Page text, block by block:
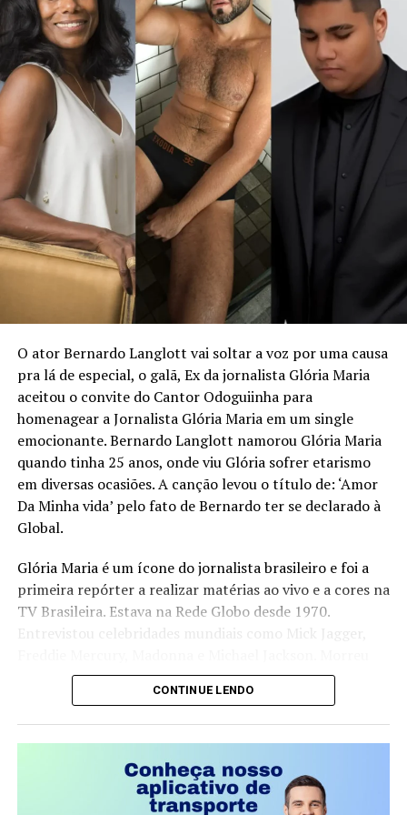
pensar na carreira apenas como uma sequência de
posições ou funções, esquecendo que ela é uma
construção muito maior, que envolve propósito,
impacto e crescimento pessoal”, comenta Mirella
Franco, autora do livro.
“E esse valor não vem apenas da experiência que
acumula, mas da forma como você se posiciona, se
reinventa e se torna indispensável e reconhecido pelo
impacto que gera. Sua jornada não é apenas um caminho
percorrido, mas um patrimônio valioso”, acrescenta.
Com linguagem acessível, o livro combina elementos de
autobiografia, liderança e planejamento estratégico,
propondo um caminho prático para quem deseja
assumir o controle da própria trajetória com clareza,
ousadia e consistência. O método apresentado por
Mirella é o “Plano de Voo”, estruturado em três pilares:
Visão Estratégica, Ousadia Calculada e Operação
Consistente. Juntos, esses pilares funcionam como um
guia para profissionais que buscam direcionamento e
protagonismo em um mercado cada vez mais dinâmico e
competitivo.
“Acredito que é possível construir uma trajetória
profissional que não apenas traga sucesso, mas que
também gere liberdade para tomar decisões alinhadas
aos próprios valores e, acima de tudo, uma valorização
real, que vai além do salário ou do título no cartão de
Além de compartilhar sua própria transformação, da
liderança corporativa à independência financeira e à
atuação como conselheira empresarial, Mirella discute
crachá, a sobrecarga emocional no ambiente
corporativo e os impactos da falta de planejamento na
O ator Bernardo Langlott vai soltar a voz por uma causa
pra lá de especial, o galã, Ex da jornalista Glória Maria
aceitou o convite do Cantor Odoguiinha para
homenagear a Jornalista Glória Maria em um single
emocionante. Bernardo Langlott namorou Glória Maria
quando tinha 25 anos, onde viu Glória sofrer etarismo
em diversas ocasiões. A canção levou o título de: ‘Amor
Da Minha vida’ pelo fato de Bernardo ter se declarado à
Global.
Glória Maria é um ícone do jornalista brasileiro e foi a
primeira repórter a realizar matérias ao vivo e a cores na
TV Brasileira. Estava na Rede Globo desde 1970.
Entrevistou celebridades mundiais como Mick Jagger,
aos 73 anos em 2 de fevereiro de 2023.
O single vem com uma pegada bem romântica onde o
ator Bernardo Langlott, demonstrou um grande carinho
pela ex-namorada, Glória Maria. Com direitos a versão
CONTINUE LENDO